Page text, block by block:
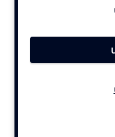
Contentmarketing